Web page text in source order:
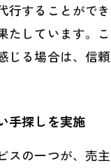
行することがで
たしています。
じる場合は、信
手探しを実施
スの一つが、売